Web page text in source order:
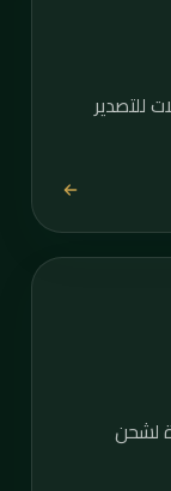
بالات للتصدير
لشحن